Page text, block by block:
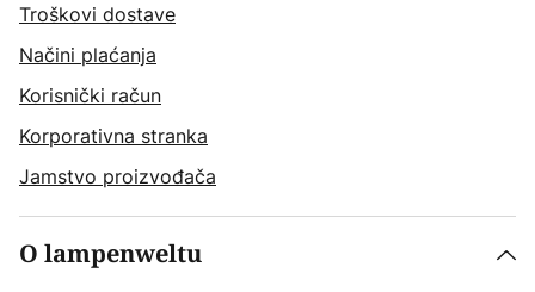
Troškovi dostave
Načini plaćanja
Korisnički račun
Korporativna stranka
Jamstvo proizvođača
O lampenweltu